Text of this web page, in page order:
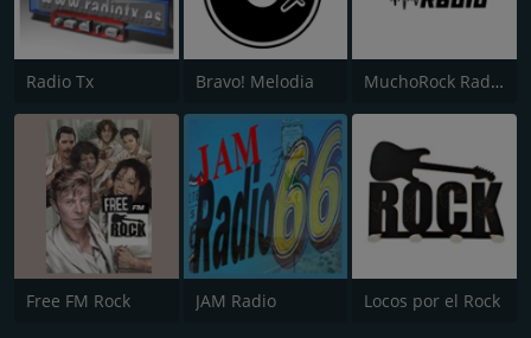
Radio Tx Bravo! Melodia MuchoRock Radio
Free FM Rock JAM Radio Locos por el Rock